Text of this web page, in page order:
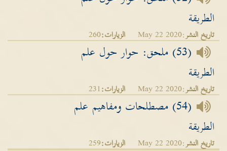
الطريقة
تاريخ النشر:May 22 2020 الزيارات:260
(53) ملحق: حوار حول علم
الطريقة
تاريخ النشر:May 22 2020 الزيارات:231
(54) مصطلحات ومفاهيم علم
الطريقة
تاريخ النشر:May 22 2020 الزيارات:259